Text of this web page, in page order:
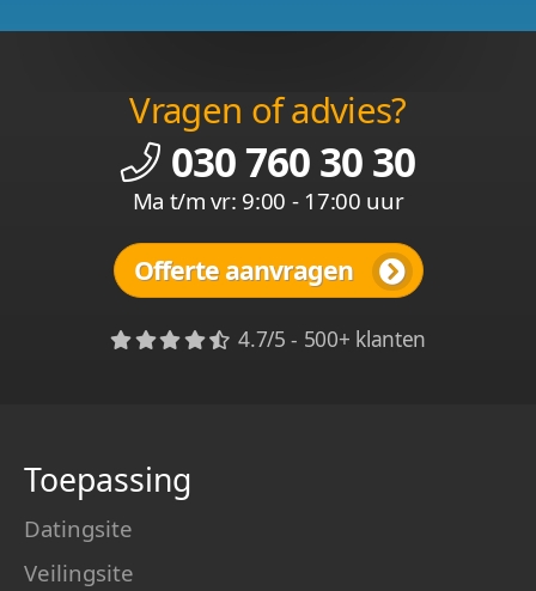
Vragen of advies?
030 760 30 30
Ma t/m vr: 9:00 - 17:00 uur
Offerte aanvragen
4.7/5 - 500+ klanten
Toepassing
Datingsite
Veilingsite